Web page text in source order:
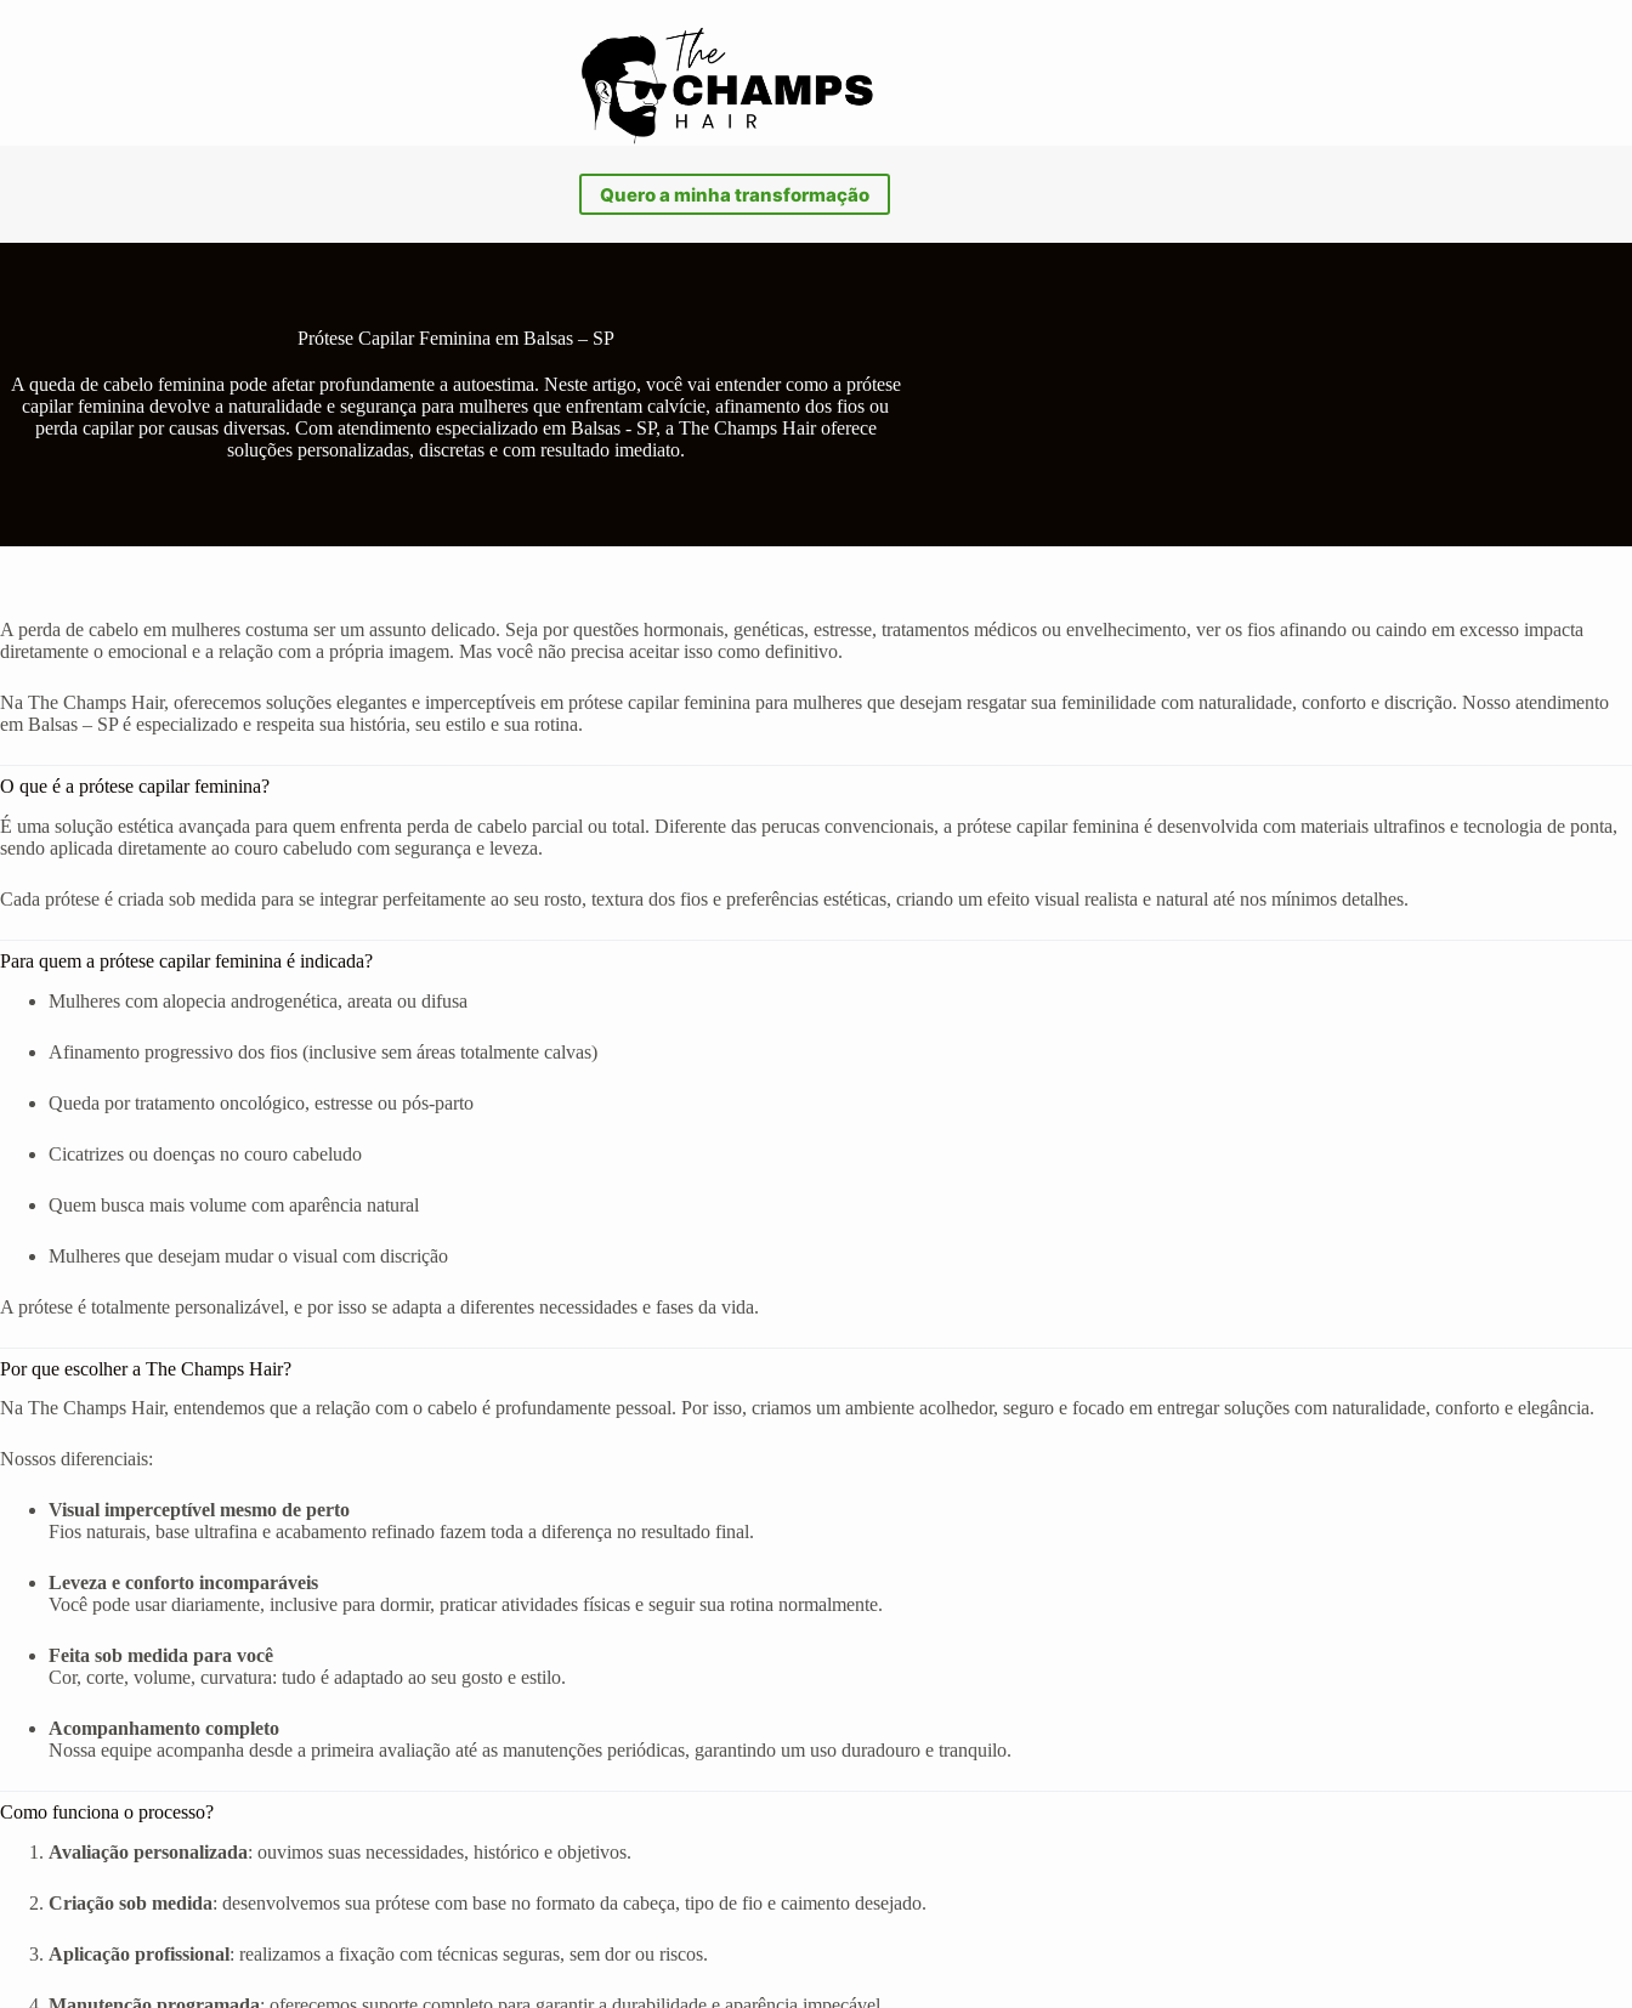
Quero a minha transformação
Prótese Capilar Feminina em Balsas – SP
A queda de cabelo feminina pode afetar profundamente a autoestima. Neste artigo, você vai entender como a prótese
capilar feminina devolve a naturalidade e segurança para mulheres que enfrentam calvície, afinamento dos fios ou
perda capilar por causas diversas. Com atendimento especializado em Balsas - SP, a The Champs Hair oferece
soluções personalizadas, discretas e com resultado imediato.
A perda de cabelo em mulheres costuma ser um assunto delicado. Seja por questões hormonais, genéticas, estresse, tratamentos médicos ou envelhecimento, ver os fios afinando ou caindo em excesso impacta
diretamente o emocional e a relação com a própria imagem. Mas você não precisa aceitar isso como definitivo.
Na The Champs Hair, oferecemos soluções elegantes e imperceptíveis em prótese capilar feminina para mulheres que desejam resgatar sua feminilidade com naturalidade, conforto e discrição. Nosso atendimento
em Balsas – SP é especializado e respeita sua história, seu estilo e sua rotina.
O que é a prótese capilar feminina?
É uma solução estética avançada para quem enfrenta perda de cabelo parcial ou total. Diferente das perucas convencionais, a prótese capilar feminina é desenvolvida com materiais ultrafinos e tecnologia de ponta,
sendo aplicada diretamente ao couro cabeludo com segurança e leveza.
Cada prótese é criada sob medida para se integrar perfeitamente ao seu rosto, textura dos fios e preferências estéticas, criando um efeito visual realista e natural até nos mínimos detalhes.
Para quem a prótese capilar feminina é indicada?
Mulheres com alopecia androgenética, areata ou difusa
Afinamento progressivo dos fios (inclusive sem áreas totalmente calvas)
Queda por tratamento oncológico, estresse ou pós-parto
Cicatrizes ou doenças no couro cabeludo
Quem busca mais volume com aparência natural
Mulheres que desejam mudar o visual com discrição
A prótese é totalmente personalizável, e por isso se adapta a diferentes necessidades e fases da vida.
Por que escolher a The Champs Hair?
Na The Champs Hair, entendemos que a relação com o cabelo é profundamente pessoal. Por isso, criamos um ambiente acolhedor, seguro e focado em entregar soluções com naturalidade, conforto e elegância.
Nossos diferenciais:
Visual imperceptível mesmo de perto
Fios naturais, base ultrafina e acabamento refinado fazem toda a diferença no resultado final.
Leveza e conforto incomparáveis
Você pode usar diariamente, inclusive para dormir, praticar atividades físicas e seguir sua rotina normalmente.
Feita sob medida para você
Cor, corte, volume, curvatura: tudo é adaptado ao seu gosto e estilo.
Acompanhamento completo
Nossa equipe acompanha desde a primeira avaliação até as manutenções periódicas, garantindo um uso duradouro e tranquilo.
Como funciona o processo?
Avaliação personalizada: ouvimos suas necessidades, histórico e objetivos.
Criação sob medida: desenvolvemos sua prótese com base no formato da cabeça, tipo de fio e caimento desejado.
Aplicação profissional: realizamos a fixação com técnicas seguras, sem dor ou riscos.